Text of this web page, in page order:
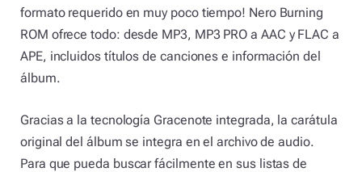
formato requerido en muy poco tiempo! Nero Burning
ROM ofrece todo: desde MP3, MP3 PRO a AAC y FLAC a
APE, incluidos títulos de canciones e información del
álbum.
Gracias a la tecnología Gracenote integrada, la carátula
original del álbum se integra en el archivo de audio.
Para que pueda buscar fácilmente en sus listas de